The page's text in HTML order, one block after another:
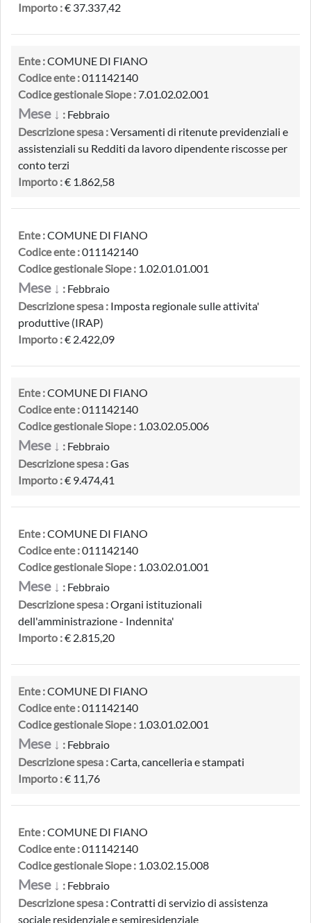
Importo :€ 37.337,42
Ente :COMUNE DI FIANO
Codice ente :011142140
Codice gestionale Siope :7.01.02.02.001
Mese ↓ : Febbraio
Descrizione spesa :Versamenti di ritenute previdenziali e
assistenziali su Redditi da lavoro dipendente riscosse per
conto terzi
Importo :€ 1.862,58
Ente :COMUNE DI FIANO
Codice ente :011142140
Codice gestionale Siope : 1.02.01.01.001
Mese ↓ : Febbraio
Descrizione spesa : Imposta regionale sulle attivita'
produttive (IRAP)
Importo :€ 2.422,09
Ente :COMUNE DI FIANO
Codice ente :011142140
Codice gestionale Siope : 1.03.02.05.006
Mese ↓ : Febbraio
Descrizione spesa :Gas
Importo :€ 9.474,41
Ente :COMUNE DI FIANO
Codice ente :011142140
Codice gestionale Siope : 1.03.02.01.001
Mese ↓ : Febbraio
Descrizione spesa :Organi istituzionali
dell'amministrazione - Indennita'
Importo :€ 2.815,20
Ente :COMUNE DI FIANO
Codice ente :011142140
Codice gestionale Siope : 1.03.01.02.001
Mese ↓ : Febbraio
Descrizione spesa :Carta, cancelleria e stampati
Importo :€ 11,76
Ente :COMUNE DI FIANO
Codice ente :011142140
Codice gestionale Siope : 1.03.02.15.008
Mese ↓ : Febbraio
Descrizione spesa :Contratti di servizio di assistenza
sociale residenziale e semiresidenziale